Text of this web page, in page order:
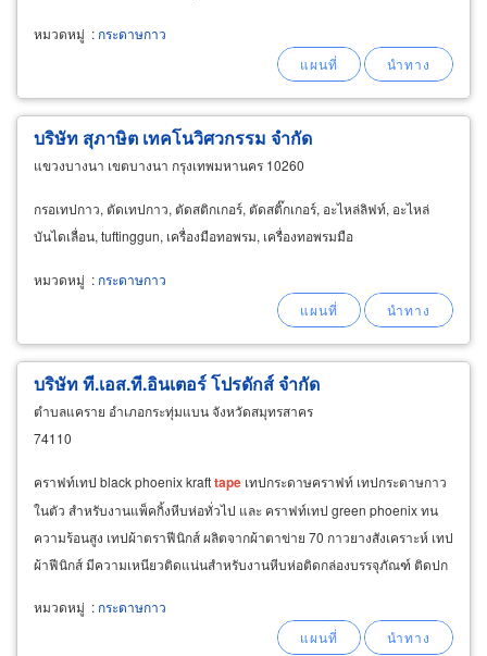
หมวดหมู่ : กระดาษกาว
บริษัท สุภาษิต เทคโนวิศวกรรม จำกัด
แขวงบางนา เขตบางนา กรุงเทพมหานคร 10260
กรอเทปกาว, ตัดเทปกาว, ตัดสติกเกอร์, ตัดสติ๊กเกอร์, อะไหล่ลิฟท์, อะไหล่
บันไดเลื่อน, tuftinggun, เครื่องมือทอพรม, เครื่องทอพรมมือ
หมวดหมู่ : กระดาษกาว
บริษัท ที.เอส.ที.อินเตอร์ โปรดักส์ จำกัด
ตำบลแคราย อำเภอกระทุ่มแบน จังหวัดสมุทรสาคร
74110
คราฟท์เทป black phoenix krafttape เทปกระดาษคราฟท์ เทปกระดาษกาว
ในตัว สำหรับงานแพ็คกิ้งหีบห่อทั่วไป และ คราฟท์เทป green phoenix ทน
ความร้อนสูง เทปผ้าตราฟีนิกส์ ผลิตจากผ้าตาข่าย 70 กาวยางสังเคราะห์ เทป
ผ้าฟีนิกส์ มีความเหนียวติดแน่นสำหรับงานหีบห่อติดกล่องบรรจุภัณฑ์ ติดปก
หมวดหมู่ : กระดาษกาว